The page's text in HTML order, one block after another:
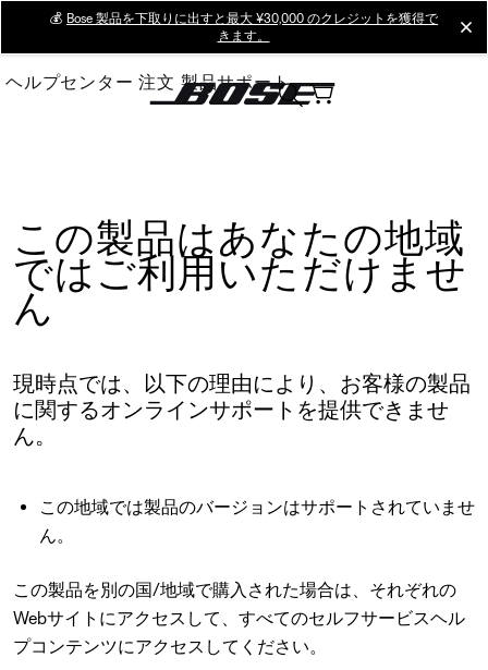
Main
💰 Bose 製品を下取りに出すと最大 ¥30,000 のクレジットを獲得で
きます。
ヘルプセンター 注文 製品サポート
この製品はあなたの地域
ではご利用いただけませ
ん
現時点では、以下の理由により、お客様の製品
に関するオンラインサポートを提供できませ
ん。
この地域では製品のバージョンはサポートされていませ
ん。
この製品を別の国/地域で購入された場合は、それぞれの
Webサイトにアクセスして、すべてのセルフサービスヘル
プコンテンツにアクセスしてください。